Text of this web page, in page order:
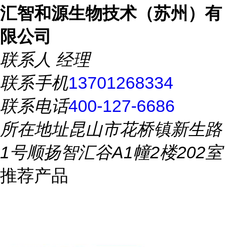
汇智和源生物技术（苏州）有
限公司
联系人 经理
联系手机13701268334
联系电话400-127-6686
所在地址昆山市花桥镇新生路
1号顺扬智汇谷A1幢2楼202室
推荐产品